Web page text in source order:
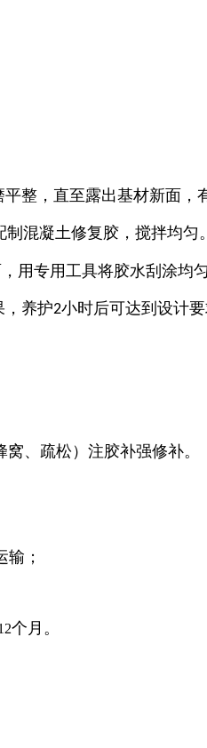
整，直至露出基材新面
制混凝土修复胶，搅拌均匀。
用专用工具将胶水刮涂均
，养护2小时后可达到设计要
、疏松）注胶补强修补。
；
个月。